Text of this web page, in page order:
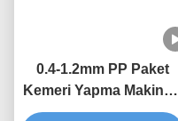
0.4-1.2mm PP Paket
Kemeri Yapma Makinesi
Çift Makara Ekstrüzyon